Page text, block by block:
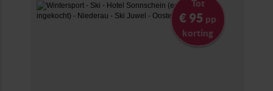
Tot
€ 95 pp
korting